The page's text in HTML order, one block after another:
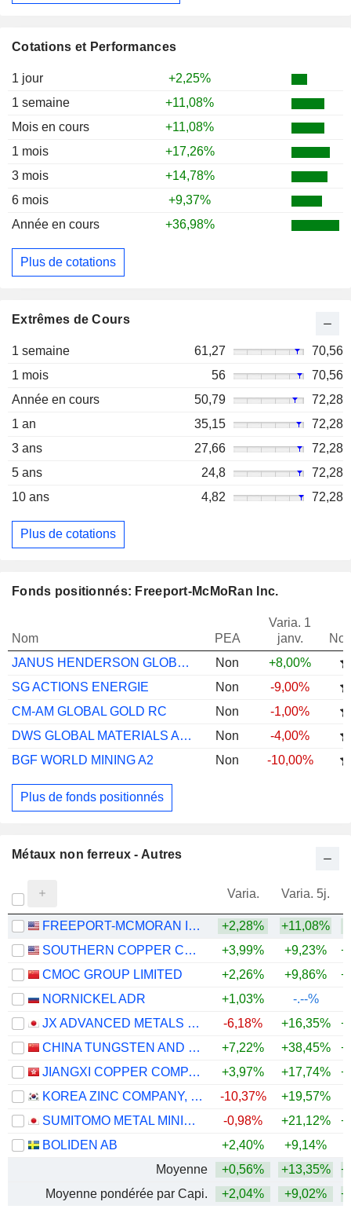
Cotations et Performances
1 jour
+2,25%
1 semaine
+11,08%
Mois en cours
+11,08%
1 mois
+17,26%
3 mois
+14,78%
6 mois
+9,37%
Année en cours
+36,98%
Plus de cotations
Extrêmes de Cours
1 semaine 61,27
70,56
1 mois
56
70,56
Année en cours
50,79
72,28
1 an
35,15
72,28
3 ans
27,66
72,28
5 ans
24,8
72,28
10 ans
4,82 72,28
Plus de cotations
Fonds positionnés: Freeport-McMoRan Inc.
Nom PEA
Varia. 1
janv.
JANUS HENDERSON GLOBAL SELECT A2 USD
Non
+8,00%
SG ACTIONS ENERGIE
Non
-9,00%
CM-AM GLOBAL GOLD RC
Non
-1,00%
DWS GLOBAL MATERIALS AND ENERGY
Non
-4,00%
BGF WORLD MINING A2
Non -10,00%
Plus de fonds positionnés
Métaux non ferreux - Autres
Varia. Varia. 5j.
FREEPORT-MCMORAN INC. +2,28% +11,08%
SOUTHERN COPPER CORPORATION
+3,99% +9,23%
CMOC GROUP LIMITED
+2,26% +9,86%
NORNICKEL ADR
+1,03%
-.--%
JX ADVANCED METALS CORPORATION
-6,18% +16,35%
CHINA TUNGSTEN AND HIGHTECH MATERIALS CO.,LTD
+7,22% +38,45%
JIANGXI COPPER COMPANY LIMITED
+3,97% +17,74%
KOREA ZINC COMPANY, LTD.
-10,37% +19,57%
SUMITOMO METAL MINING CO., LTD.
-0,98% +21,12%
BOLIDEN AB
+2,40% +9,14%
Moyenne
+0,56% +13,35%
Moyenne pondérée par Capi.
+2,04% +9,02%